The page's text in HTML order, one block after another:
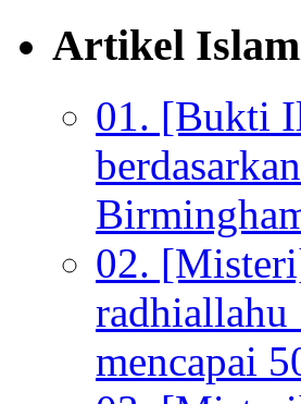
Artikel
01. [Bukti
02.
radhiallahu
mencapai